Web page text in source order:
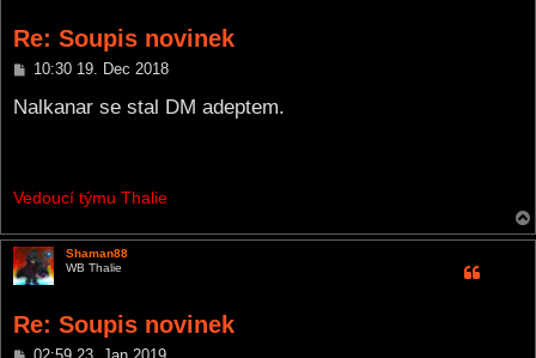
Re: Soupis novinek
P
s
10:30 19. Dec 2018
Nalkanar se stal DM adeptem.
Vedoucí týmu Thalie
Shaman88
WB Thalie
Re: Soupis novinek
P